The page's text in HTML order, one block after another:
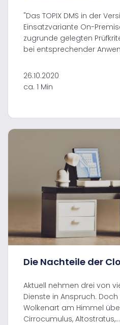
"Das TOPIX DMS in der
Einsatzvariante On-
zugrunde gelegten
bei entsprechender
26.10.2020
ca. 1 Min
Die Nachteile der
Aktuell nehmen drei von
Dienste in Anspruch.
Wolkenart am Himmel
Cirrocumulus, Altostratus,...